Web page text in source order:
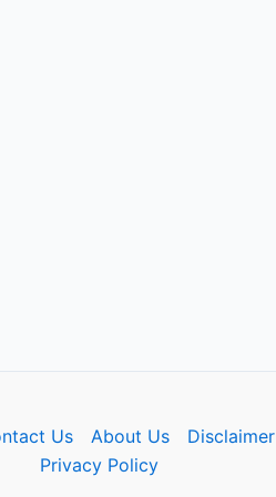
Us About Us
Disclaimer
Privacy Policy